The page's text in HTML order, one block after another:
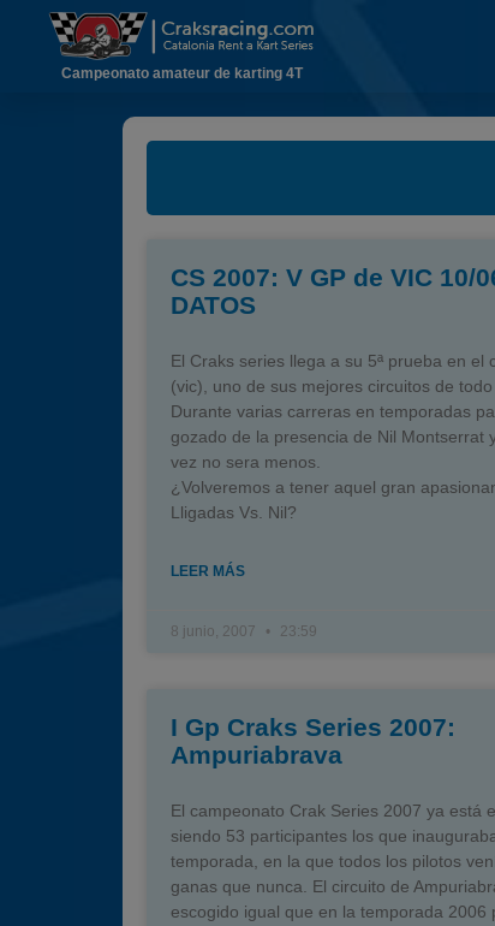
Campeonato amateur de karting 4T
CS 2007: V GP de VIC 10/
DATOS
El Craks series llega a su 5ª prueba en el
(vic), uno de sus mejores circuitos de todo
Durante varias carreras en temporadas
gozado de la presencia de Nil Montserrat
vez no sera menos.
¿Volveremos a tener aquel gran
Lligadas Vs. Nil?
LEER MÁS
8 junio, 2007 23:59
I Gp Craks Series 2007:
Ampuriabrava
El campeonato Crak Series 2007 ya está
siendo 53 participantes los que
temporada, en la que todos los pilotos
ganas que nunca. El circuito de
escogido igual que en la temporada 2006